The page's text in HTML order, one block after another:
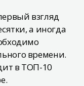
взгляд
а иногда
времени.
в ТОП-10